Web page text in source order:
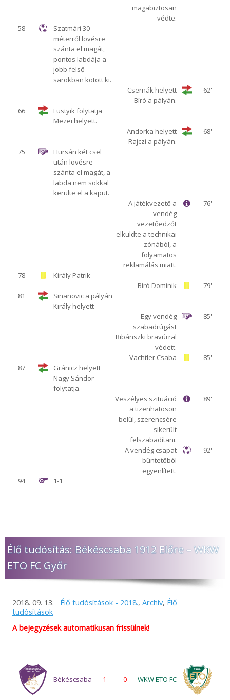
magabiztosan
védte.
58'
Szatmári 30
méterről lövésre
szánta el magát,
pontos labdája a
jobb felső
sarokban kötött ki.
62'
Csernák helyett
Bíró a pályán.
66'
Lustyik folytatja
Mezei helyett.
68'
Andorka helyett
Rajczi a pályán.
75'
Hursán két csel
után lövésre
szánta el magát, a
labda nem sokkal
kerülte el a kaput.
76'
A játékvezető a
vendég
vezetőedzőt
elküldte a technikai
zónából, a
folyamatos
reklamálás miatt.
78'
Király Patrik
79'
Bíró Dominik
81'
Sinanovic a pályán
Király helyett
85'
Egy vendég
szabadrúgást
Ribánszki bravúrral
védett.
85'
Vachtler Csaba
87'
Gránicz helyett
Nagy Sándor
folytatja.
89'
Veszélyes szituáció
a tizenhatoson
belül, szerencsére
sikerült
felszabadítani.
92'
A vendég csapat
büntetőből
egyenlített.
94'
1-1
Élő tudósítás: Békéscsaba 1912 Előre – WKW
ETO FC Győr
2018. 09. 13. Élő tudósítások - 2018., Archív, Élő
tudósítások
A bejegyzések automatikusan frissülnek!
Békéscsaba 1 WKW ETO FC
0